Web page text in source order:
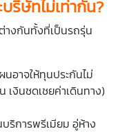
ริษัทไม่เท่ากัน?
างกันทั้งที่เป็นรถรุ่น
นอาจให้ทุนประกันไม่
เงินชดเชยค่าเดินทาง)
ริการพรีเมียม อู่ห้าง